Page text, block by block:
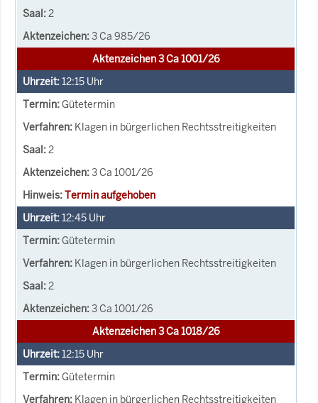
2
3 Ca 985/26
Aktenzeichen 3 Ca 1001/26
12:15 Uhr
Gütetermin
Klagen in bürgerlichen Rechtsstreitigkeiten
2
3 Ca 1001/26
Termin aufgehoben
12:45 Uhr
Gütetermin
Klagen in bürgerlichen Rechtsstreitigkeiten
2
3 Ca 1001/26
Aktenzeichen 3 Ca 1018/26
12:15 Uhr
Gütetermin
Klagen in bürgerlichen Rechtsstreitigkeiten